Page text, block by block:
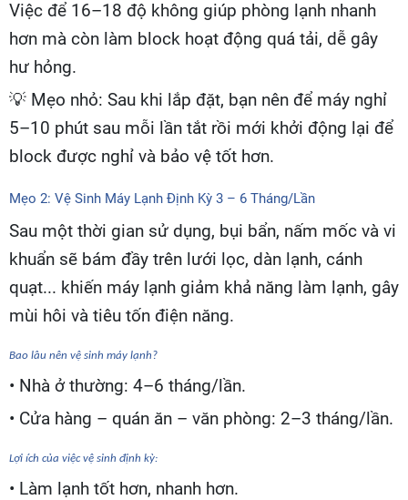
Việc để 16–18 độ không giúp phòng lạnh nhanh
hơn mà còn làm block hoạt động quá tải, dễ gây
hư hỏng.
💡 Mẹo nhỏ: Sau khi lắp đặt, bạn nên để máy nghỉ
5–10 phút sau mỗi lần tắt rồi mới khởi động lại để
block được nghỉ và bảo vệ tốt hơn.
Mẹo 2: Vệ Sinh Máy Lạnh Định Kỳ 3 – 6 Tháng/Lần
Sau một thời gian sử dụng, bụi bẩn, nấm mốc và vi
khuẩn sẽ bám đầy trên lưới lọc, dàn lạnh, cánh
quạt... khiến máy lạnh giảm khả năng làm lạnh, gây
mùi hôi và tiêu tốn điện năng.
Bao lâu nên vệ sinh máy lạnh?
• Nhà ở thường: 4–6 tháng/lần.
• Cửa hàng – quán ăn – văn phòng: 2–3 tháng/lần.
Lợi ích của việc vệ sinh định kỳ:
• Làm lạnh tốt hơn, nhanh hơn.